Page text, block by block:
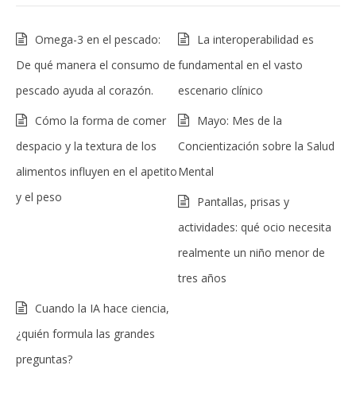
Omega-3 en el pescado:
De qué manera el consumo de
pescado ayuda al corazón.
La interoperabilidad es
fundamental en el vasto
escenario clínico
Cómo la forma de comer
despacio y la textura de los
alimentos influyen en el apetito
y el peso
Mayo: Mes de la
Concientización sobre la Salud
Mental
Pantallas, prisas y
actividades: qué ocio necesita
realmente un niño menor de
tres años
Cuando la IA hace ciencia,
¿quién formula las grandes
preguntas?